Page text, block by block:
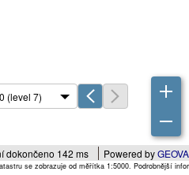
Powered by
dokončeno 142 ms
se zobrazuje od měřítka 1:5000. Podrobnější